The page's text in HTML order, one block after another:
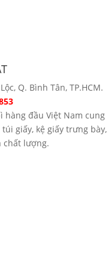
Q. Bình Tân, TP.HCM.
hàng đầu Việt Nam cung
giấy, kệ giấy trưng bày,
chất lượng.